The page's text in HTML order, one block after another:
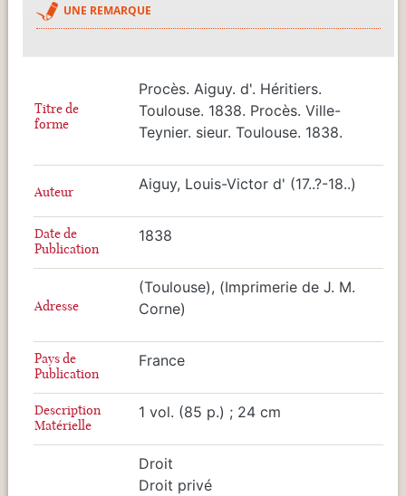
UNE REMARQUE
Titre de
forme
Procès. Aiguy. d'. Héritiers.
Toulouse. 1838. Procès. Ville-
Teynier. sieur. Toulouse. 1838.
Auteur Aiguy, Louis-Victor d' (17..?-18..)
Date de
Publication
1838
Adresse
(Toulouse), (Imprimerie de J. M.
Corne)
Pays de
Publication
France
Description
Matérielle
1 vol. (85 p.) ; 24 cm
Droit
Droit privé